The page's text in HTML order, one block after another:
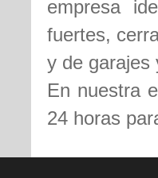
empresa
fuertes,
y de garajes
En nuestra
24 horas